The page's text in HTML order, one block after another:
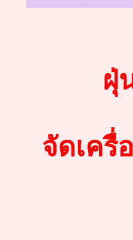
ฝุ่
จัดเครื่